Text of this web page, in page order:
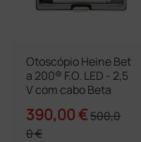
Otoscópio Heine Bet
a 200® F.O. LED - 2,5
V com cabo Beta
390,00 €500,0
0 €